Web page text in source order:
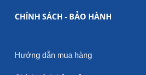
CHÍNH SÁCH - BẢO HÀNH
Hướng dẫn mua hàng